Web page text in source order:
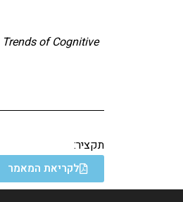
Trends of Cognitive
תקציר:
לקריאת המאמר